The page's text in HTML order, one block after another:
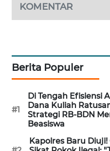
KOMENTAR
Berita Populer
#1
Di Tengah Efisiensi
Dana Kuliah
Strategi RB-BDN
Beasiswa
Kapolres Baru Diuji!
HUMBANG
NEWS
GARONGGANG
NEWS
ID